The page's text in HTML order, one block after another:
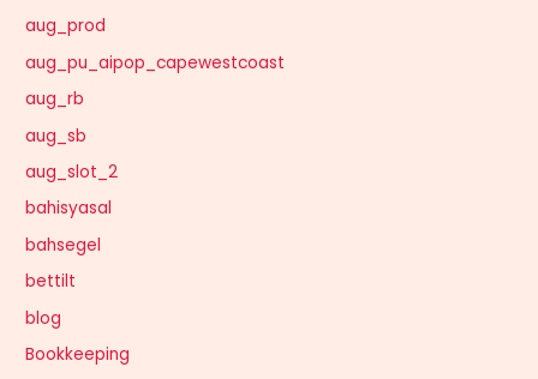
aug_prod
aug_pu_aipop_capewestcoast
aug_rb
aug_sb
aug_slot_2
bahisyasal
bahsegel
bettilt
blog
Bookkeeping